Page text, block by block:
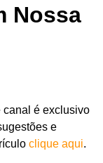
Nossa
canal é exclusivo
e
clique aqui.